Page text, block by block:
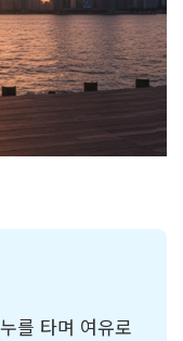
를 타며 여유로